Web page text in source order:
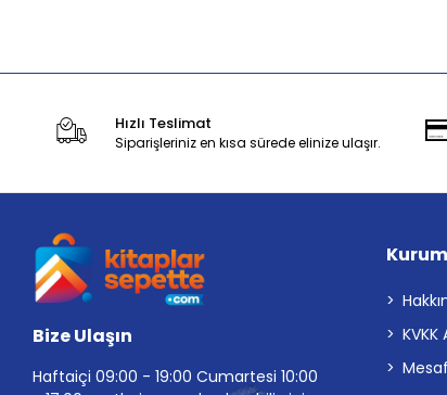
Hızlı Teslimat
Siparişleriniz en kısa sürede elinize ulaşır.
Bize Ulaşın
Haftaiçi 09:00 - 19:00 Cumartesi 10:00